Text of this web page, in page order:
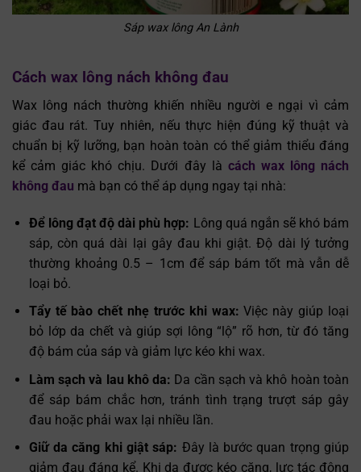
Sáp wax lông An Lành
Cách wax lông nách không đau
Wax lông nách thường khiến nhiều người e ngại vì cảm
giác đau rát. Tuy nhiên, nếu thực hiện đúng kỹ thuật và
chuẩn bị kỹ lưỡng, bạn hoàn toàn có thể giảm thiểu đáng
kể cảm giác khó chịu. Dưới đây là cách wax lông nách
không đau mà bạn có thể áp dụng ngay tại nhà:
Để lông đạt độ dài phù hợp: Lông quá ngắn sẽ khó bám
sáp, còn quá dài lại gây đau khi giật. Độ dài lý tưởng
thường khoảng 0.5 – 1cm để sáp bám tốt mà vẫn dễ
loại bỏ.
Tẩy tế bào chết nhẹ trước khi wax: Việc này giúp loại
bỏ lớp da chết và giúp sợi lông “lộ” rõ hơn, từ đó tăng
độ bám của sáp và giảm lực kéo khi wax.
Làm sạch và lau khô da: Da cần sạch và khô hoàn toàn
để sáp bám chắc hơn, tránh tình trạng trượt sáp gây
đau hoặc phải wax lại nhiều lần.
Giữ da căng khi giật sáp: Đây là bước quan trọng giúp
giảm đau đáng kể. Khi da được kéo căng, lực tác động